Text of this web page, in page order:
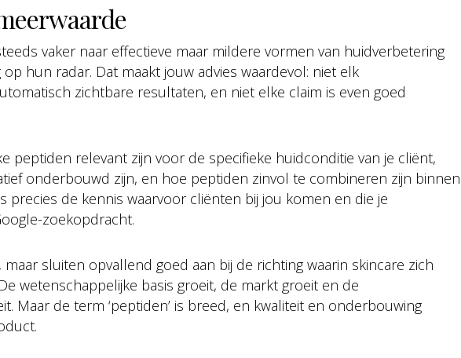
vaker naar effectieve maar mildere vormen van huidverbetering
hun radar. Dat maakt jouw advies waardevol: niet elk
zichtbare resultaten, en niet elke claim is even goed
peptiden relevant zijn voor de specifieke huidconditie van je cliënt,
onderbouwd zijn, en hoe peptiden zinvol te combineren zijn binnen
precies de kennis waarvoor cliënten bij jou komen en die je
zoekopdracht.
sluiten opvallend goed aan bij de richting waarin skincare zich
wetenschappelijke basis groeit, de markt groeit en de
Maar de term ‘peptiden’ is breed, en kwaliteit en onderbouwing